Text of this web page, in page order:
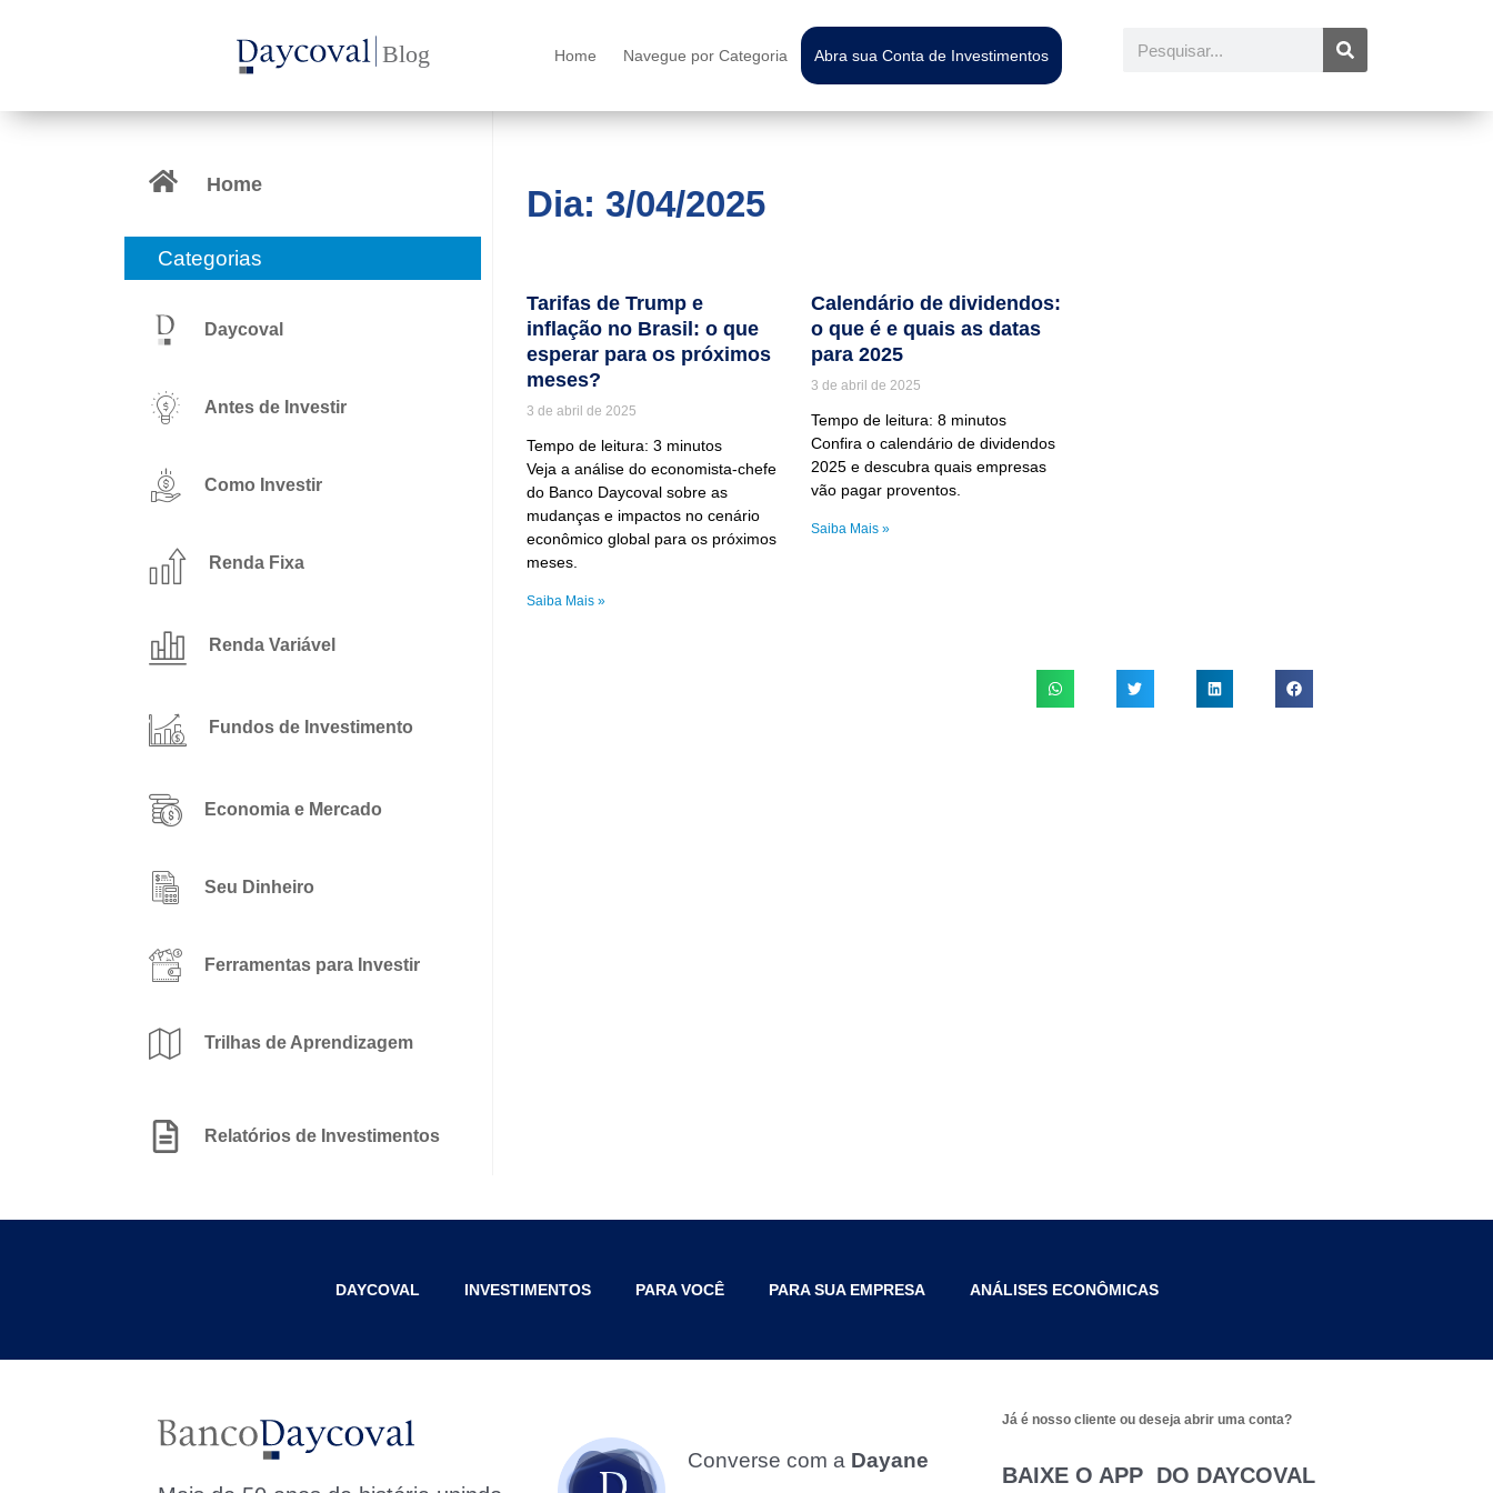
Home Navegue por Categoria Abra sua Conta de Investimentos
Pesquisar
Home
Categorias
Daycoval
Antes de Investir
Como Investir
Renda Fixa
Renda Variável
Fundos de Investimento
Economia e Mercado
Seu Dinheiro
Ferramentas para Investir
Trilhas de Aprendizagem
Relatórios de Investimentos
Dia: 3/04/2025
Tarifas de Trump e
inflação no Brasil: o que
esperar para os próximos
meses?
3 de abril de 2025
Tempo de leitura: 3 minutos
Veja a análise do economista-chefe
do Banco Daycoval sobre as
mudanças e impactos no cenário
econômico global para os próximos
meses.
Saiba Mais »
Calendário de dividendos:
o que é e quais as datas
para 2025
3 de abril de 2025
Tempo de leitura: 8 minutos
Confira o calendário de dividendos
2025 e descubra quais empresas
vão pagar proventos.
Saiba Mais »
DAYCOVAL INVESTIMENTOS PARA VOCÊ PARA SUA EMPRESA ANÁLISES ECONÔMICAS
Converse com a Dayane
Já é nosso cliente ou deseja abrir uma conta?
BAIXE O APP DO DAYCOVAL